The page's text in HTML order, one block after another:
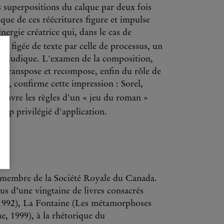
du calque par deux fois
de ces réécritures figure et impulse
créatrice qui, dans le cas de
figée de texte par celle de processus, un
ludique. L'examen de la composition,
et recompose, enfin du rôle de
confirme cette impression : Sorel,
les règles d'un « jeu du roman »
privilégié d'application.
de la Société Royale du Canada.
d’une vingtaine de livres consacrés
La Fontaine (Les métamorphoses
1999), à la rhétorique du